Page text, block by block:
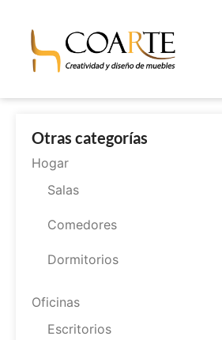
Otras categorías
Hogar
Salas
Comedores
Dormitorios
Oficinas
Escritorios